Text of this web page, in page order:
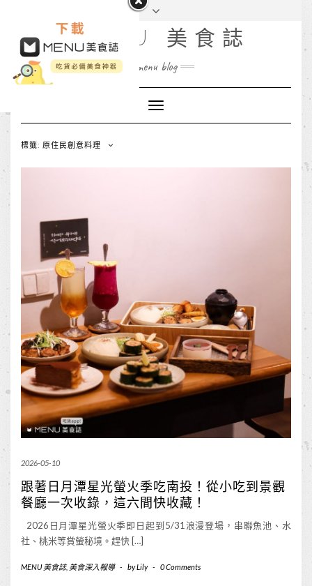
MENU 美食誌
menu blog
Toggle
Navigation
標籤: 原住民創意料理
2026-05-10
跟著日月潭星光螢火季吃南投！從小吃到景觀
餐廳一次收錄，這六間快收藏！
2026日月潭星光螢火季即日起到5/31浪漫登場，串聯魚池、水
社、桃米等賞螢秘境。趕快 […]
MENU 美食誌, 美食深入報導 - byLily - 0 Comments